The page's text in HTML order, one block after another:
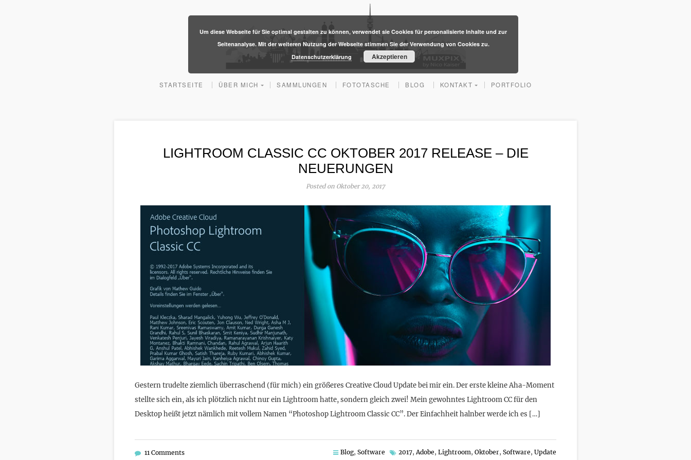
STARTSEITE ÜBER MICH SAMMLUNGEN FOTOTASCHE BLOG KONTAKT PORTFOLIO
LIGHTROOM CLASSIC CC OKTOBER 2017 RELEASE – DIE
NEUERUNGEN
Posted on Oktober 20, 2017
Gestern trudelte ziemlich überraschend (für mich) ein größeres Creative Cloud Update bei mir ein. Der erste kleine Aha-Moment
stellte sich ein, als ich plötzlich nicht nur ein Lightroom hatte, sondern gleich zwei! Mein gewohntes Lightroom CC für den
Desktop heißt jetzt nämlich mit vollem Namen “Photoshop Lightroom Classic CC”. Der Einfachheit halnber werde ich es […]
11 Comments Blog, Software 2017, Adobe, Lightroom, Oktober, Software, Update
​Um diese Webseite für Sie optimal gestalten zu können, verwendet sie Cookies für personalisierte Inhalte und zur
Seitenanalyse. Mit der weiteren Nutzung der Webseite stimmen Sie der Verwendung von Cookies zu.
Datenschutzerklärung
Akzeptieren